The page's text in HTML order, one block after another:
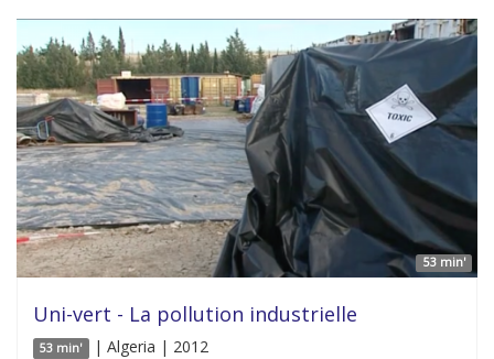
53 min'
Uni-vert - La pollution industrielle
53 min' | Algeria | 2012